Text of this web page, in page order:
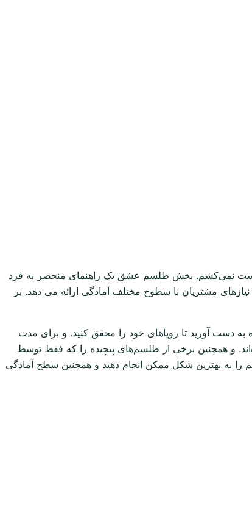
دست نمی‌کشم. بخش طلسم عشق یک راهنمای منحصر به فرد
مشتریان با سطوح مختلف آمادگی ارائه می دهد. بر
دست آورید تا رویاهای خود را محقق کنید. و برای مدت
و همچنین برخی از طلسم‌های پیچیده را که فقط توسط
را به بهترین شکل ممکن انجام دهید و همچنین سطح آمادگی